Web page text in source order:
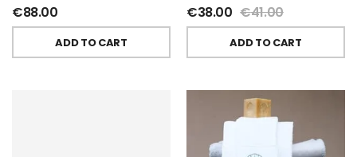
€88.00
ADD TO CART
€38.00 €41.00
ADD TO CART